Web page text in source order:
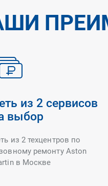
из 2 сервисов
выбор
из 2 техцентров по
ремонту Aston
в Москве